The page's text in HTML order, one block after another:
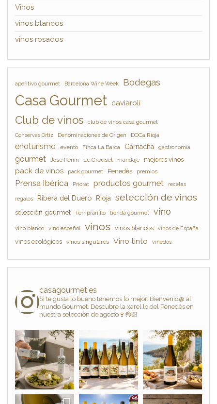
Vinos
vinos blancos
vinos rosados
aperitivo gourmet Barcelona Wine Week Bodegas
Casa Gourmet caviaroli
Club de vinos club de vinos casa gourmet
Conservas Ortiz Denominaciones de Origen DOCa Rioja
enoturismo evento Finca La Barca Garnacha gastronomía
gourmet Jose Peñín Le Creuset maridaje mejores vinos
pack de vinos pack gourmet Penedès premios
Prensa Ibérica Priorat productos gourmet recetas
regalos Ribera del Duero Rioja selección de vinos
selección gourmet Tempranillo tienda gourmet vino
vino blanco vino español vinos vinos blancos vinos de España
vinos ecológicos vinos singulares Vino tinto viñedos
casagourmet.es
Si te gusta lo bueno tenemos lo mejor. Bienvenid@ al
mundo Gourmet. Descubre la xarel.lo del Penedès en
nuestra selección de agosto🍷👌🏻